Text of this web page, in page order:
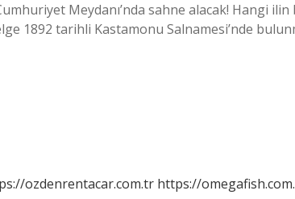
Meydanı’nda sahne alacak! Hangi
1892 tarihli Kastamonu Salnamesi’nde
ozdenrentacar.com.tr https://